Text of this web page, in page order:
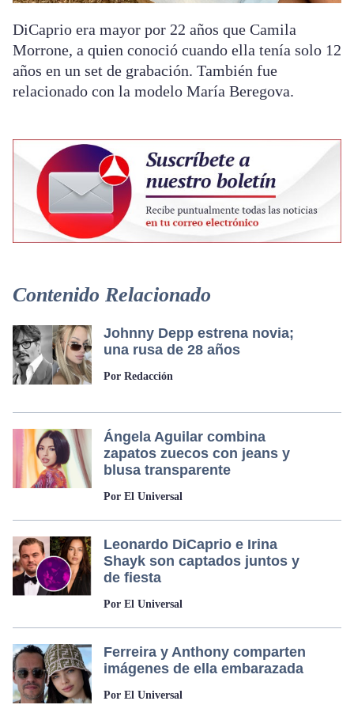
DiCaprio era mayor por 22 años que Camila
Morrone, a quien conoció cuando ella tenía solo 12
años en un set de grabación. También fue
relacionado con la modelo María Beregova.
Contenido Relacionado
Johnny Depp estrena novia;
una rusa de 28 años
Por Redacción
Ángela Aguilar combina
zapatos zuecos con jeans y
blusa transparente
Por El Universal
Leonardo DiCaprio e Irina
Shayk son captados juntos y
de fiesta
Por El Universal
Ferreira y Anthony comparten
imágenes de ella embarazada
Por El Universal